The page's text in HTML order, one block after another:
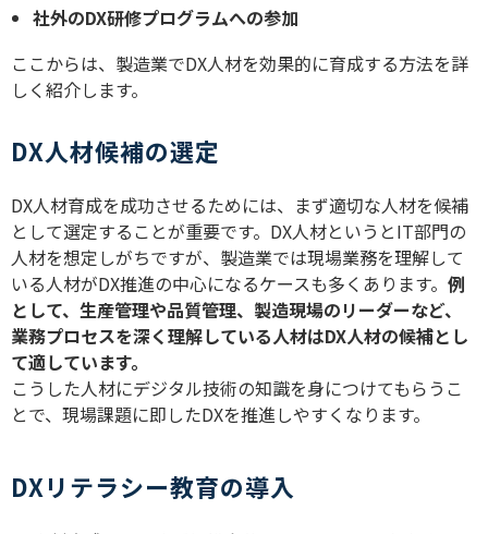
社外のDX研修プログラムへの参加
ここからは、製造業でDX人材を効果的に育成する方法を詳
しく紹介します。
DX人材候補の選定
DX人材育成を成功させるためには、まず適切な人材を候補
として選定することが重要です。 DX人材というとIT部門の
人材を想定しがちですが、製造業では現場業務を理解して
いる人材がDX推進の中心になるケースも多くあります。 例
として、生産管理や品質管理、製造現場のリーダーなど、
業務プロセスを深く理解している人材はDX人材の候補とし
て適しています。
こうした人材にデジタル技術の知識を身につけてもらうこ
とで、現場課題に即したDXを推進しやすくなります。
DXリテラシー教育の導入